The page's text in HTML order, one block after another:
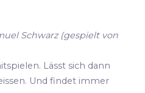
Schwarz (gespielt von
Lässt sich dann
Und findet immer